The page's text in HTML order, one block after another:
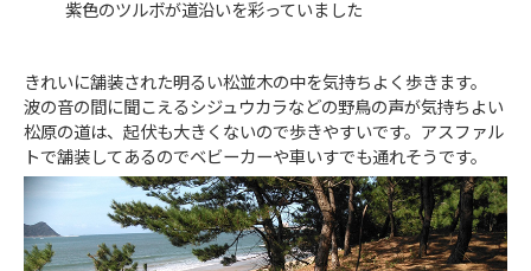
紫色のツルボが道沿いを彩っていました
きれいに舗装された明るい松並木の中を気持ちよく歩きます。
波の音の間に聞こえるシジュウカラなどの野鳥の声が気持ちよい
松原の道は、起伏も大きくないので歩きやすいです。アスファル
トで舗装してあるのでベビーカーや車いすでも通れそうです。